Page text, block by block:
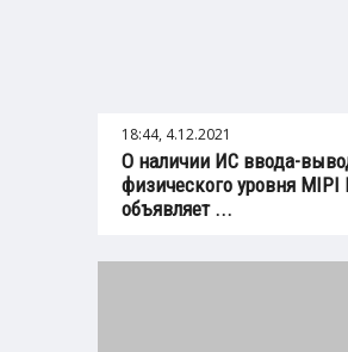
18:44, 4.12.2021
О наличии ИС ввода-
физического уровня MIPI
объявляет ...